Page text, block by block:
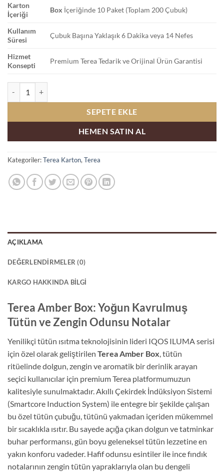
Karton
İçeriği
Box İçeriğinde 10 Paket (Toplam 200 Çubuk)
Kullanım
Süresi
Çubuk Başına Yaklaşık 6 Dakika veya 14 Nefes
Hizmet
Konsepti
Premium Terea Tedarik ve Orijinal Ürün Garantisi
SEPETE EKLE
HEMEN SATIN AL
Kategoriler:Terea Karton, Terea
AÇIKLAMA
DEĞERLENDIRMELER (0)
KARGO HAKKINDA BILGI
Terea Amber Box: Yoğun Kavrulmuş
Tütün ve Zengin Odunsu Notalar
Yenilikçi tütün ısıtma teknolojisinin lideri IQOS ILUMA serisi
için özel olarak geliştirilen Terea Amber Box, tütün
ritüelinde dolgun, zengin ve aromatik bir derinlik arayan
seçici kullanıcılar için premium Terea platformumuzun
kalitesiyle sunulmaktadır. Akıllı Çekirdek İndüksiyon Sistemi
(Smartcore Induction System) ile entegre bir şekilde çalışan
bu özel tütün çubuğu, tütünü yakmadan içeriden mükemmel
bir sıcaklıkla ısıtır. Bu sayede açığa çıkan dolgun ve tatminkar
buhar performansı, gün boyu geleneksel tütün lezzetine en
yakın konforu vadeder. Hafif odunsu esintiler ile ince fındık
notalarının zengin tütün yapraklarıyla olan bu dengeli